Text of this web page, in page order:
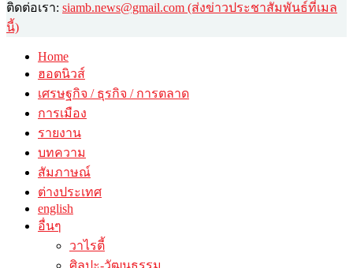
ติดต่อเรา: siamb.news@gmail.com (ส่งข่าวประชาสัมพันธ์ที่เมล
นี้)
Home
ฮอตนิวส์
เศรษฐกิจ / ธุรกิจ / การตลาด
การเมือง
รายงาน
บทความ
สัมภาษณ์
ต่างประเทศ
english
อื่นๆ
วาไรตี้
ศิลปะ-วัฒนธรรม